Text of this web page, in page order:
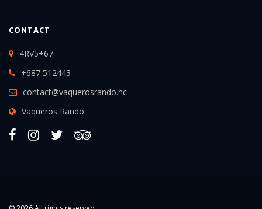
CONTACT
4RV5+67
+687 512443
contact@vaquerosrando.nc
Vaqueros Rando